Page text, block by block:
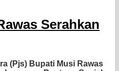
Serahkan
(Pjs) Bupati Musi Rawas